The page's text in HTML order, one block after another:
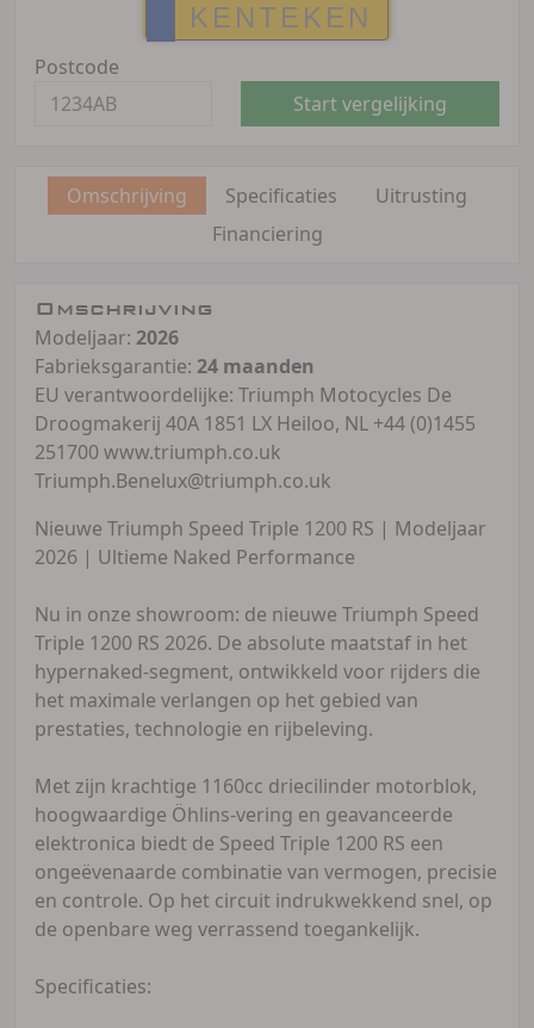
Postcode
Start vergelijking
Omschrijving Specificaties
Uitrusting
Financiering
Omschrijving
Modeljaar: 2026
Fabrieksgarantie: 24 maanden
EU verantwoordelijke: Triumph Motocycles De
Droogmakerij 40A 1851 LX Heiloo, NL +44 (0)1455
251700 www.triumph.co.uk
Triumph.Benelux@triumph.co.uk
Nieuwe Triumph Speed Triple 1200 RS | Modeljaar
2026 | Ultieme Naked Performance
Nu in onze showroom: de nieuwe Triumph Speed
Triple 1200 RS 2026. De absolute maatstaf in het
hypernaked-segment, ontwikkeld voor rijders die
het maximale verlangen op het gebied van
prestaties, technologie en rijbeleving.
Met zijn krachtige 1160cc driecilinder motorblok,
hoogwaardige Öhlins-vering en geavanceerde
elektronica biedt de Speed Triple 1200 RS een
ongeëvenaarde combinatie van vermogen, precisie
en controle. Op het circuit indrukwekkend snel, op
de openbare weg verrassend toegankelijk.
Specificaties: